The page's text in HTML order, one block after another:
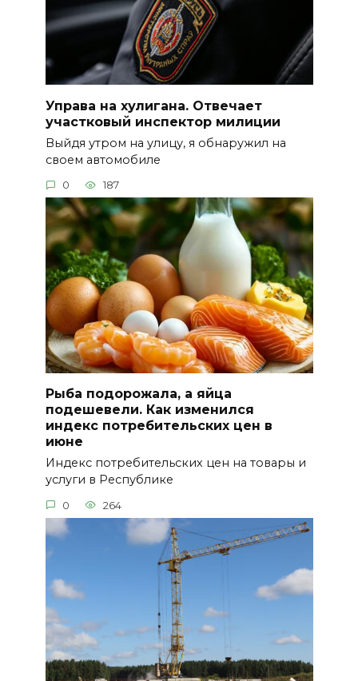
Управа на хулигана. Отвечает
участковый инспектор милиции
Выйдя утром на улицу, я обнаружил на
своем автомобиле
0 187
Рыба подорожала, а яйца
подешевели. Как изменился
индекс потребительских цен в
июне
Индекс потребительских цен на товары и
услуги в Республике
0 264